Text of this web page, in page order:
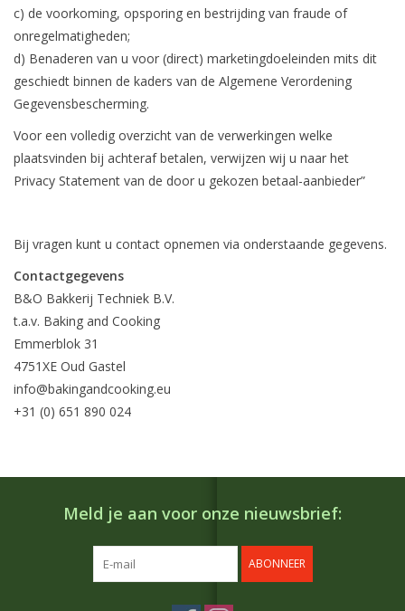
c) de voorkoming, opsporing en bestrijding van fraude of
onregelmatigheden;
d) Benaderen van u voor (direct) marketingdoeleinden mits dit
geschiedt binnen de kaders van de Algemene Verordening
Gegevensbescherming.
Voor een volledig overzicht van de verwerkingen welke
plaatsvinden bij achteraf betalen, verwijzen wij u naar het
Privacy Statement van de door u gekozen betaal-aanbieder”
Bij vragen kunt u contact opnemen via onderstaande gegevens.
Contactgegevens
B&O Bakkerij Techniek B.V.
t.a.v. Baking and Cooking
Emmerblok 31
4751XE Oud Gastel
info@bakingandcooking.eu
+31 (0) 651 890 024
Meld je aan voor onze nieuwsbrief:
ABONNEER